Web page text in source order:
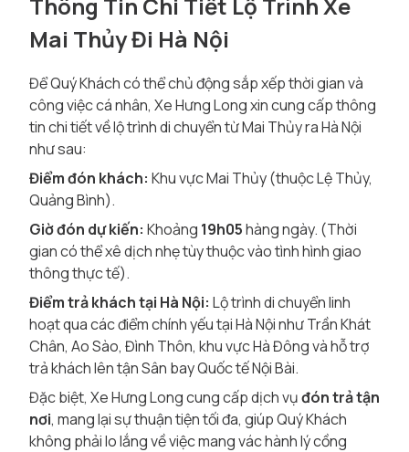
Mai Thủy Đi Hà Nội
Để Quý Khách có thể chủ động sắp xếp thời gian và
công việc cá nhân, Xe Hưng Long xin cung cấp thông
tin chi tiết về lộ trình di chuyển từ Mai Thủy ra Hà Nội
như sau:
Điểm đón khách: Khu vực Mai Thủy (thuộc Lệ Thủy,
Quảng Bình).
Giờ đón dự kiến: Khoảng 19h05hàng ngày. (Thời
gian có thể xê dịch nhẹ tùy thuộc vào tình hình giao
thông thực tế).
Điểm trả khách tại Hà Nội: Lộ trình di chuyển linh
hoạt qua các điểm chính yếu tại Hà Nội như Trần Khát
Chân, Ao Sào, Đình Thôn, khu vực Hà Đông và hỗ trợ
trả khách lên tận Sân bay Quốc tế Nội Bài.
Đặc biệt, Xe Hưng Long cung cấp dịch vụđón trả tận
nơi, mang lại sự thuận tiện tối đa, giúp Quý Khách
không phải lo lắng về việc mang vác hành lý cồng